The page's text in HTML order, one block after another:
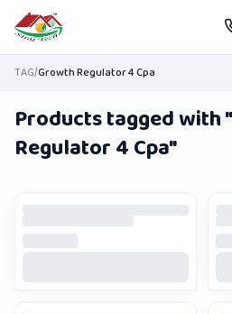
Skip to main content
TAG/Growth Regulator 4 Cpa
Products tagged with "
Regulator 4 Cpa"